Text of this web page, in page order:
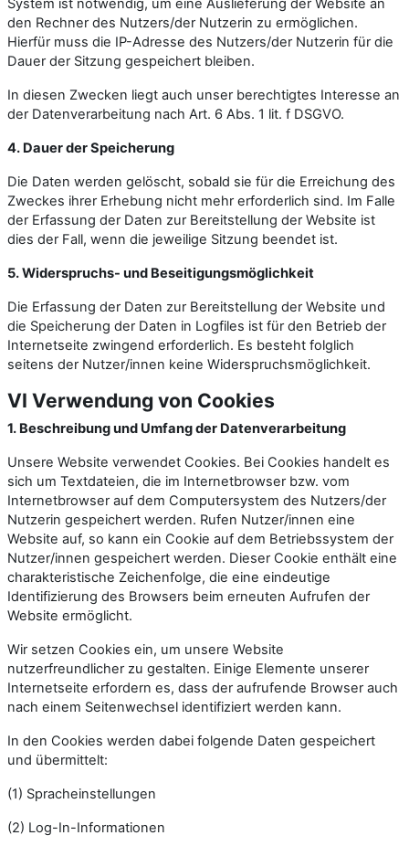
System ist notwendig, um eine Auslieferung der Website an
den Rechner des Nutzers/der Nutzerin zu ermöglichen.
Hierfür muss die IP-Adresse des Nutzers/der Nutzerin für die
Dauer der Sitzung gespeichert bleiben.
In diesen Zwecken liegt auch unser berechtigtes Interesse an
der Datenverarbeitung nach Art. 6 Abs. 1 lit. f DSGVO.
4. Dauer der Speicherung
Die Daten werden gelöscht, sobald sie für die Erreichung des
Zweckes ihrer Erhebung nicht mehr erforderlich sind. Im Falle
der Erfassung der Daten zur Bereitstellung der Website ist
dies der Fall, wenn die jeweilige Sitzung beendet ist.
5. Widerspruchs- und Beseitigungsmöglichkeit
Die Erfassung der Daten zur Bereitstellung der Website und
die Speicherung der Daten in Logfiles ist für den Betrieb der
Internetseite zwingend erforderlich. Es besteht folglich
seitens der Nutzer/innen keine Widerspruchsmöglichkeit.
VI Verwendung von Cookies
1. Beschreibung und Umfang der Datenverarbeitung
Unsere Website verwendet Cookies. Bei Cookies handelt es
sich um Textdateien, die im Internetbrowser bzw. vom
Internetbrowser auf dem Computersystem des Nutzers/der
Nutzerin gespeichert werden. Rufen Nutzer/innen eine
Website auf, so kann ein Cookie auf dem Betriebssystem der
Nutzer/innen gespeichert werden. Dieser Cookie enthält eine
charakteristische Zeichenfolge, die eine eindeutige
Identifizierung des Browsers beim erneuten Aufrufen der
Website ermöglicht.
Wir setzen Cookies ein, um unsere Website
nutzerfreundlicher zu gestalten. Einige Elemente unserer
Internetseite erfordern es, dass der aufrufende Browser auch
nach einem Seitenwechsel identifiziert werden kann.
In den Cookies werden dabei folgende Daten gespeichert
und übermittelt:
(1) Spracheinstellungen
(2) Log-In-Informationen